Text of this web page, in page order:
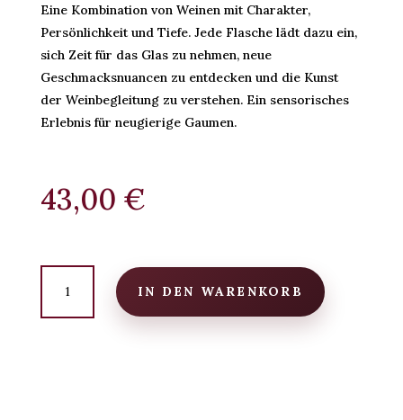
Eine Kombination von Weinen mit Charakter,
Persönlichkeit und Tiefe. Jede Flasche lädt dazu ein,
sich Zeit für das Glas zu nehmen, neue
Geschmacksnuancen zu entdecken und die Kunst
der Weinbegleitung zu verstehen. Ein sensorisches
Erlebnis für neugierige Gaumen.
43,00 €
Sibarita-
Paket
Für
IN DEN WARENKORB